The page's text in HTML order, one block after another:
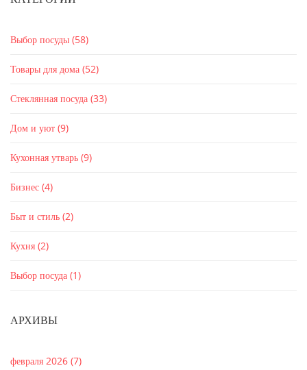
Выбор посуды (58)
Товары для дома (52)
Стеклянная посуда (33)
Дом и уют (9)
Кухонная утварь (9)
Бизнес (4)
Быт и стиль (2)
Кухня (2)
Выбор посуда (1)
АРХИВЫ
февраля 2026 (7)